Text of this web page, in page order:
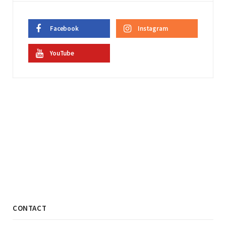
Facebook Instagram
YouTube
CONTACT